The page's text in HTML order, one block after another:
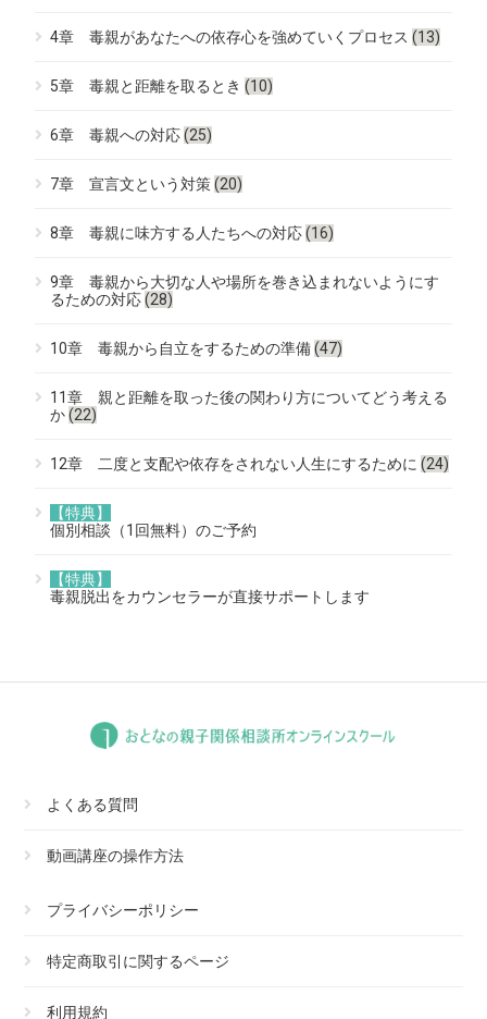
4章 毒親があなたへの依存心を強めていくプロセス(13)
5章 毒親と距離を取るとき(10)
6章 毒親への対応(25)
7章 宣言文という対策(20)
8章 毒親に味方する人たちへの対応(16)
9章 毒親から大切な人や場所を巻き込まれないようにす
るための対応(28)
10章 毒親から自立をするための準備(47)
11章 親と距離を取った後の関わり方についてどう考える
か(22)
12章 二度と支配や依存をされない人生にするために(24)
【特典】
個別相談（1回無料）のご予約
【特典】
毒親脱出をカウンセラーが直接サポートします
よくある質問
動画講座の操作方法
プライバシーポリシー
特定商取引に関するページ
利用規約